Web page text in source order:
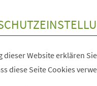
dieser Website erklären
diese Seite Cookies